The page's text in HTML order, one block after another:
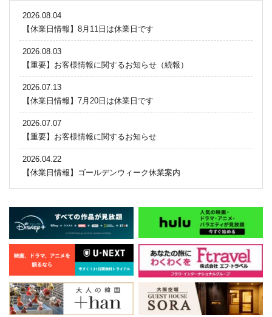
2026.08.04
【休業日情報】8月11日は休業日です
2026.08.03
【重要】お客様情報に関するお知らせ（続報）
2026.07.13
【休業日情報】7月20日は休業日です
2026.07.07
【重要】お客様情報に関するお知らせ
2026.04.22
【休業日情報】ゴールデンウィーク休業案内